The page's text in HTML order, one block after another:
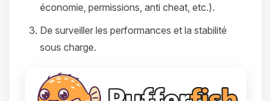
économie, permissions, anti cheat, etc.).
De surveiller les performances et la stabilité
sous charge.